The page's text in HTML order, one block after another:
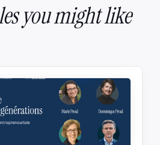
you might like